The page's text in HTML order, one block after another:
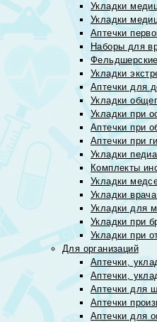
Укладки
Укладки
Аптечки
Наборы для
Укладки
Аптечки для
Укладки
Укладки при
Аптечки при
Аптечки при
Укладки
Комплекты
Укладки
Укладки
Укладки для
Укладки при
Укладки при
Для организаций
Аптечки,
Аптечки,
Аптечки для
Аптечки
Аптечки для